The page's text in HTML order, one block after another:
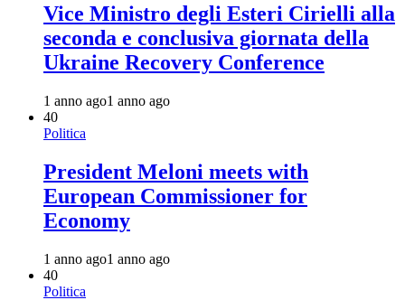
Vice Ministro degli Esteri Cirielli alla
seconda e conclusiva giornata della
Ukraine Recovery Conference
1 anno ago1 anno ago
40
Politica
President Meloni meets with
European Commissioner for
Economy
1 anno ago1 anno ago
40
Politica